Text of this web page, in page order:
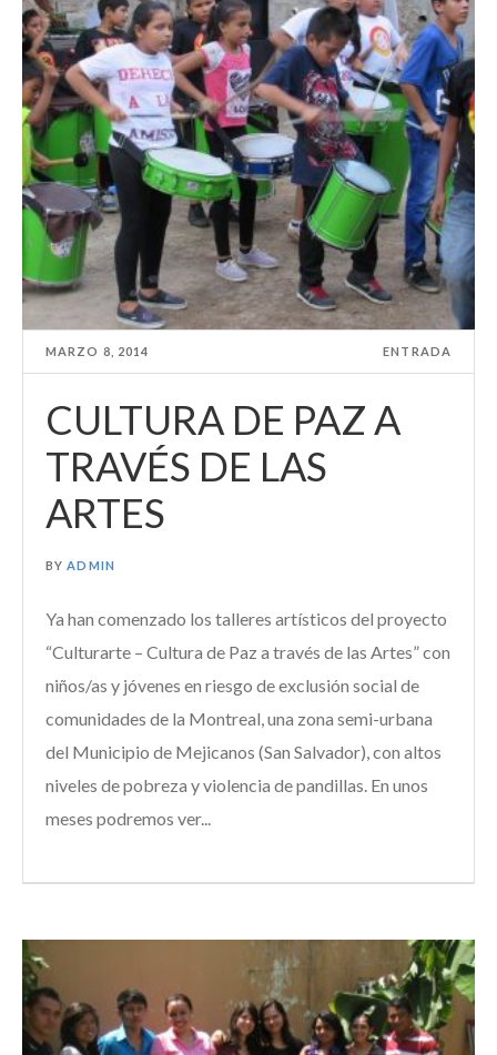
MARZO 8, 2014 ENTRADA
CULTURA DE PAZ A
TRAVÉS DE LAS
ARTES
BYADMIN
Ya han comenzado los talleres artísticos del proyecto
“Culturarte – Cultura de Paz a través de las Artes” con
niños/as y jóvenes en riesgo de exclusión social de
comunidades de la Montreal, una zona semi-urbana
del Municipio de Mejicanos (San Salvador), con altos
niveles de pobreza y violencia de pandillas. En unos
meses podremos ver...